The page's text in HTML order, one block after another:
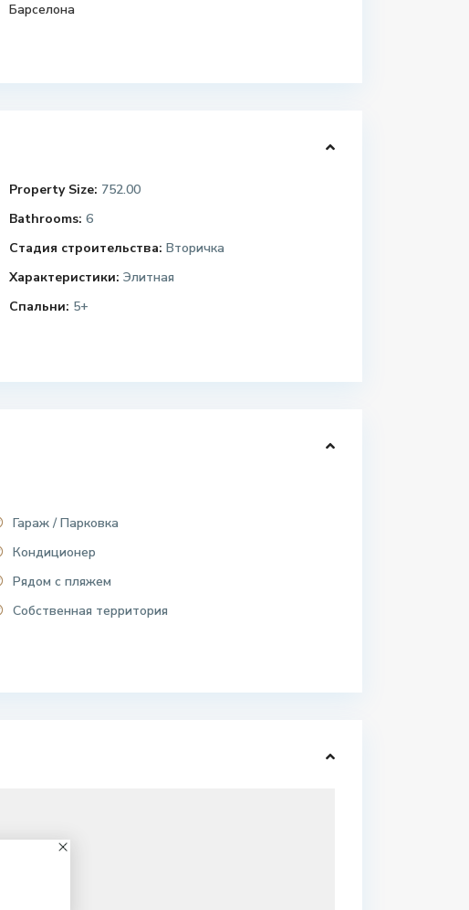
Барселона
Property Size: 752.00
Bathrooms: 6
Стадия строительства: Вторичка
Характеристики: Элитная
Спальни: 5+
Гараж / Парковка
Кондиционер
Рядом с пляжем
Собственная территория